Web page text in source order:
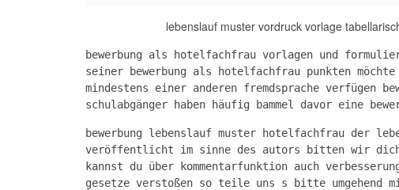
lebenslauf muster vordruck vorlage
bewerbung als hotelfachfrau vorlagen und
seiner bewerbung als hotelfachfrau punkten
mindestens einer anderen fremdsprache verfügen
schulabgänger haben häufig bammel davor eine
bewerbung lebenslauf muster hotelfachfrau der
veröffentlicht im sinne des autors bitten wir dich
kannst du über kommentarfunktion auch
gesetze verstoßen so teile uns s bitte umgehend